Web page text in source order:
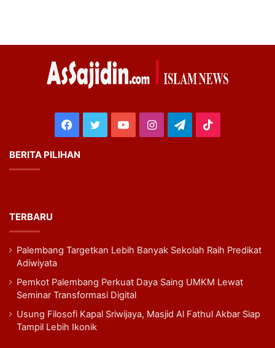
Facebook
TwitterYouTubeInstagram
Telegram
BERITA PILIHAN
TERBARU
Palembang Targetkan Lebih Banyak Sekolah Raih Predikat
Adiwiyata
Pemkot Palembang Perkuat Daya Saing UMKM Lewat
Seminar Transformasi Digital
Usung Filosofi Kapal Sriwijaya, Masjid Al Fathul Akbar Siap
Tampil Lebih Ikonik